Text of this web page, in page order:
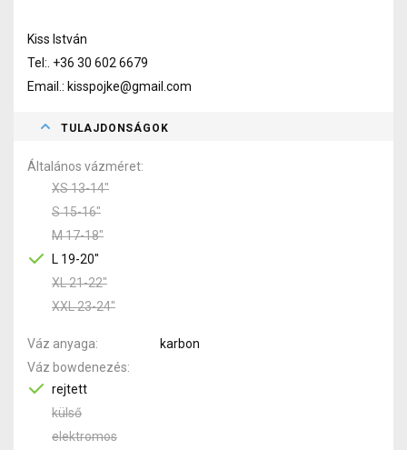
Kiss István
Tel:. +36 30 602 6679
Email.: kisspojke@gmail.com
TULAJDONSÁGOK
Általános vázméret
XS 13-14"
S 15-16"
M 17-18"
L 19-20"
XL 21-22"
XXL 23-24"
Váz anyaga
karbon
Váz bowdenezés
rejtett
külső
elektromos